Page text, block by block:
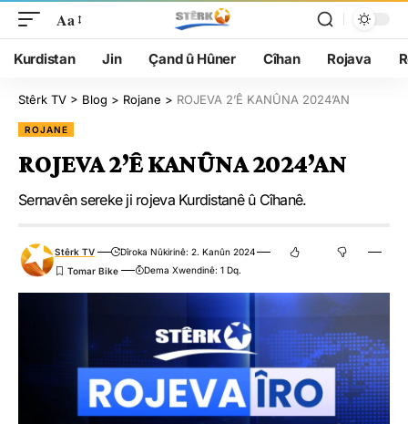
Aa
Kurdistan Jin Çand û Hûner Cîhan Rojava
Stêrk TV > Blog > Rojane > ROJEVA 2’Ê KANÛNA 2024’AN
ROJANE
ROJEVA 2’Ê KANÛNA 2024’AN
Sernavên sereke ji rojeva Kurdistanê û Cîhanê.
Stêrk TV
Dîroka Nûkirinê: 2. Kanûn 2024
Dema Xwendinê: 1 Dq.